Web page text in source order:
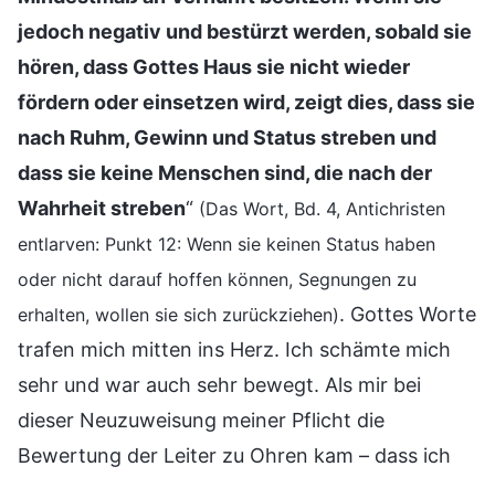
jedoch negativ und bestürzt werden, sobald sie
hören, dass Gottes Haus sie nicht wieder
fördern oder einsetzen wird, zeigt dies, dass sie
nach Ruhm, Gewinn und Status streben und
dass sie keine Menschen sind, die nach der
Wahrheit streben“ (Das Wort, Bd. 4, Antichristen
entlarven: Punkt 12: Wenn sie keinen Status haben
oder nicht darauf hoffen können, Segnungen zu
erhalten, wollen sie sich zurückziehen). Gottes Worte
trafen mich mitten ins Herz. Ich schämte mich
sehr und war auch sehr bewegt. Als mir bei
dieser Neuzuweisung meiner Pflicht die
Bewertung der Leiter zu Ohren kam – dass ich